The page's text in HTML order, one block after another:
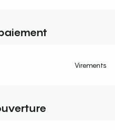
Virements